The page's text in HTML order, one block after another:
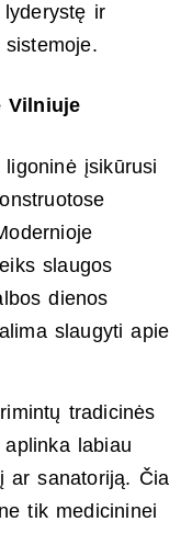
ir
Vilniuje
ligoninė įsikūrusi
slaugos
dienos
slaugyti apie
tradicinės
labiau
ar sanatoriją. Čia
tik medicininei